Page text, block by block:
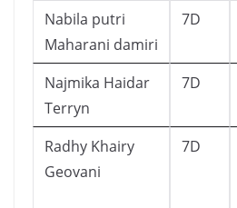
Nabila putri
Maharani damiri
7D
Najmika Haidar
Terryn
7D
Radhy Khairy
Geovani
7D